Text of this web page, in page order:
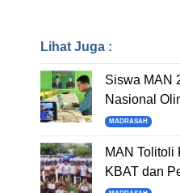
Lihat Juga :
Siswa MAN
Nasional
MADRASAH
MAN Tolitoli
KBAT dan